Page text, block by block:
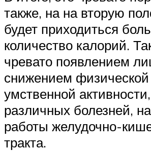
также, на на вторую
будет приходиться
количество калорий.
чревато появлением
снижением
умственной
различных болезней,
работы желудочно-
тракта.